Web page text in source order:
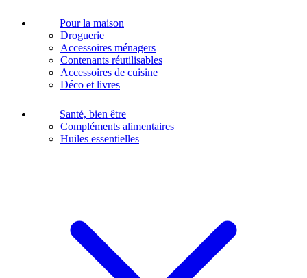
Pour la maison
Droguerie
Accessoires ménagers
Contenants réutilisables
Accessoires de cuisine
Déco et livres
Santé, bien être
Compléments alimentaires
Huiles essentielles